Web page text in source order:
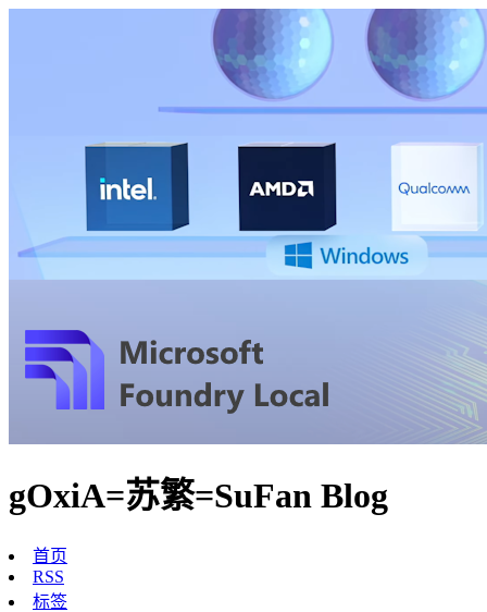
gOxiA=苏繁=SuFan Blog
首页
RSS
标签